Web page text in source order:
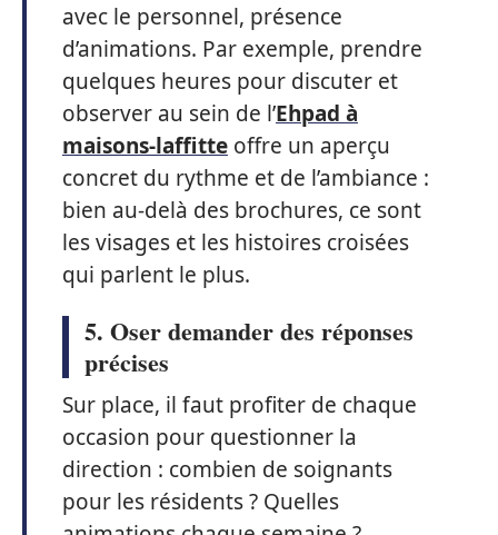
avec le personnel, présence
d’animations. Par exemple, prendre
quelques heures pour discuter et
observer au sein de l’Ehpad à
maisons-laffitte offre un aperçu
concret du rythme et de l’ambiance :
bien au-delà des brochures, ce sont
les visages et les histoires croisées
qui parlent le plus.
5. Oser demander des réponses
précises
Sur place, il faut profiter de chaque
occasion pour questionner la
direction : combien de soignants
pour les résidents ? Quelles